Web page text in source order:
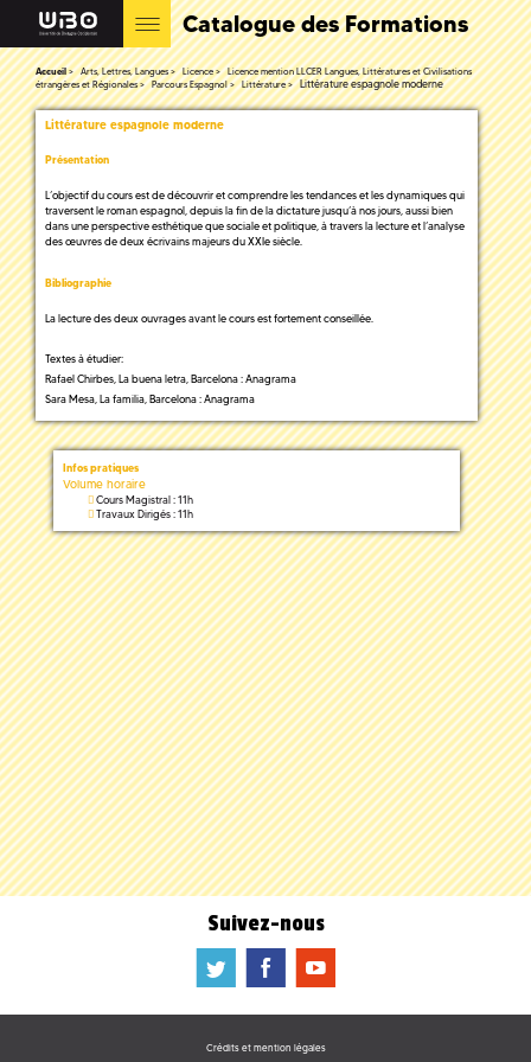
Catalogue des Formations
Accueil Arts, Lettres, Langues Licence
Licence mention LLCER Langues, Littératures et Civilisations
étrangères et Régionales
Parcours Espagnol Littérature Littérature espagnole moderne
Littérature espagnole moderne
Présentation
L’objectif du cours est de découvrir et comprendre les tendances et les dynamiques qui
traversent le roman espagnol, depuis la fin de la dictature jusqu’à nos jours, aussi bien
dans une perspective esthétique que sociale et politique, à travers la lecture et l’analyse
des œuvres de deux écrivains majeurs du XXIe siècle.
Bibliographie
La lecture des deux ouvrages avant le cours est fortement conseillée.
Textes à étudier:
Rafael Chirbes, La buena letra, Barcelona : Anagrama
Sara Mesa, La familia, Barcelona : Anagrama
Infos pratiques
Volume horaire
Cours Magistral : 11h
Travaux Dirigés : 11h
Suivez-nous
a b f
Crédits et mention légales